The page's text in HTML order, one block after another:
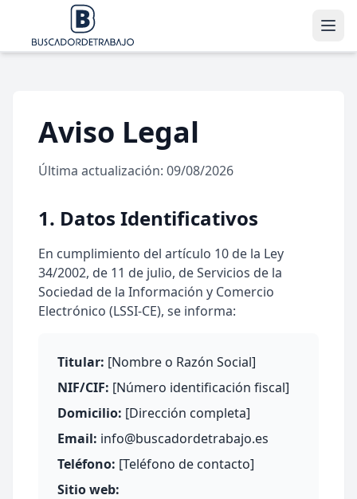
Aviso Legal
Última actualización: 09/08/2026
1. Datos Identificativos
En cumplimiento del artículo 10 de la Ley
34/2002, de 11 de julio, de Servicios de la
Sociedad de la Información y Comercio
Electrónico (LSSI-CE), se informa:
Titular: [Nombre o Razón Social]
NIF/CIF: [Número identificación fiscal]
Domicilio: [Dirección completa]
Email: info@buscadordetrabajo.es
Teléfono: [Teléfono de contacto]
Sitio web: